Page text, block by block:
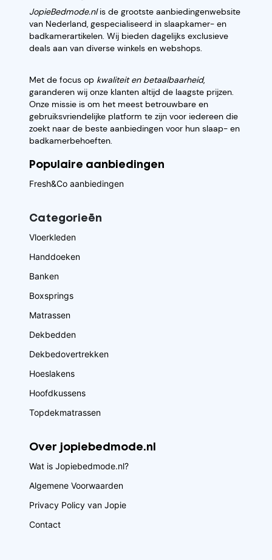
JopieBedmode.nlis de grootste aanbiedingenwebsite
van Nederland, gespecialiseerd in slaapkamer- en
badkamerartikelen. Wij bieden dagelijks exclusieve
deals aan van diverse winkels en webshops.
Met de focus op kwaliteit en betaalbaarheid,
garanderen wij onze klanten altijd de laagste prijzen.
Onze missie is om het meest betrouwbare en
gebruiksvriendelijke platform te zijn voor iedereen die
zoekt naar de beste aanbiedingen voor hun slaap- en
badkamerbehoeften.
Populaire aanbiedingen
Fresh&Co aanbiedingen
Categorieēn
Vloerkleden
Handdoeken
Banken
Boxsprings
Matrassen
Dekbedden
Dekbedovertrekken
Hoeslakens
Hoofdkussens
Topdekmatrassen
Over jopiebedmode.nl
Wat is Jopiebedmode.nl?
Algemene Voorwaarden
Privacy Policy van Jopie
Contact